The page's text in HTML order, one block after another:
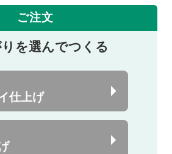
ご注文
を選んでつくる
仕上げ